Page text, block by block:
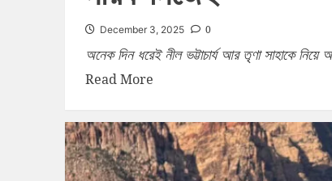
December 3, 2025 0
অনেক দিন ধরেই নীল ভট্টাচার্য আর তৃণা সাহাকে নিয়ে
Read More